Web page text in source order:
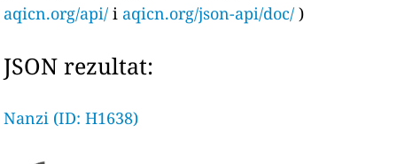
aqicn.org/api/ i aqicn.org/json-api/doc/ )
JSON rezultat:
Nanzi (ID: H1638)